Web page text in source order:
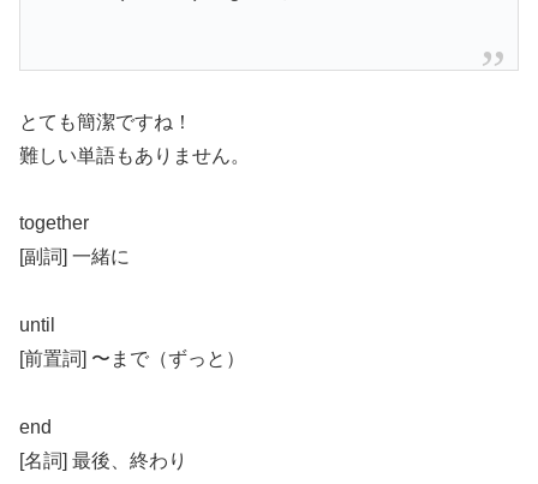
とても簡潔ですね！
難しい単語もありません。
together
[副詞] 一緒に
until
[前置詞] 〜まで（ずっと）
end
[名詞] 最後、終わり